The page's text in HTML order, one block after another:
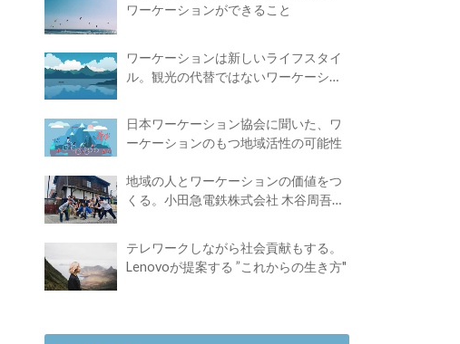
ワーケーションができること
ワーケーションは新しいライフスタイ
ル。観光の代替ではないワーケーショ
日本ワーケーション協会に聞いた、ワ
ーケーションのもつ地域活性の可能性
地域の人とワーケーションの価値をつ
くる。小田急電鉄株式会社 木谷周吾さ
テレワークしながら社会貢献もする。
Lenovoが提案する ”これからの生き方"